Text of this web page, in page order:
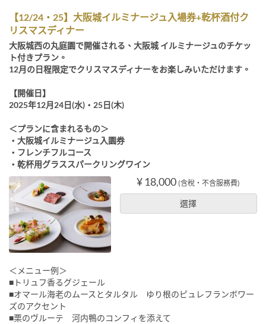
【12/24・25】大阪城イルミナージュ入場券+乾杯酒付ク
リスマスディナー
大阪城西の丸庭園で開催される、大阪城 イルミナージュのチケッ
ト付きプラン。
12月の日程限定でクリスマスディナーをお楽しみいただけます。
【開催日】
2025年12月24日(水)・25日(木)
＜プランに含まれるもの＞
・大阪城イルミナージュ入園券
・フレンチフルコース
・乾杯用グラススパークリングワイン
¥ 18,000 (含稅・不含服務費)
選擇
＜メニュー例＞
■トリュフ香るグジェール
■オマール海老のムースとタルタル ゆり根のピュレフランボワー
ズのアクセント
■栗のヴルーテ 河内鴨のコンフィを添えて